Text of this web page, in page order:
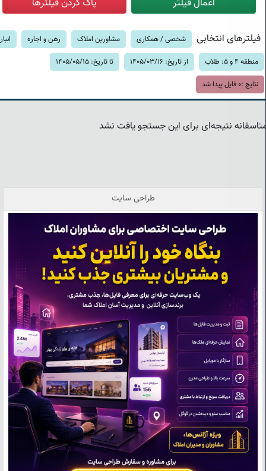
فیلترهای انتخابی شخصی / همکاری مشاورین املاک رهن و اجاره انبار
منطقه 4 و 5: طلاب از تاریخ: 1405/03/16 تا تاریخ: 1405/05/15
نتایج :0 فایل پیدا شد
نتیجه‌ای برای این جستجو یافت نشد
طراحی سایت